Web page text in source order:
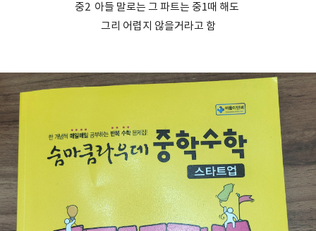
중2 아들 말로는 그 파트는 중1때 해도
그리 어렵지 않을거라고 함